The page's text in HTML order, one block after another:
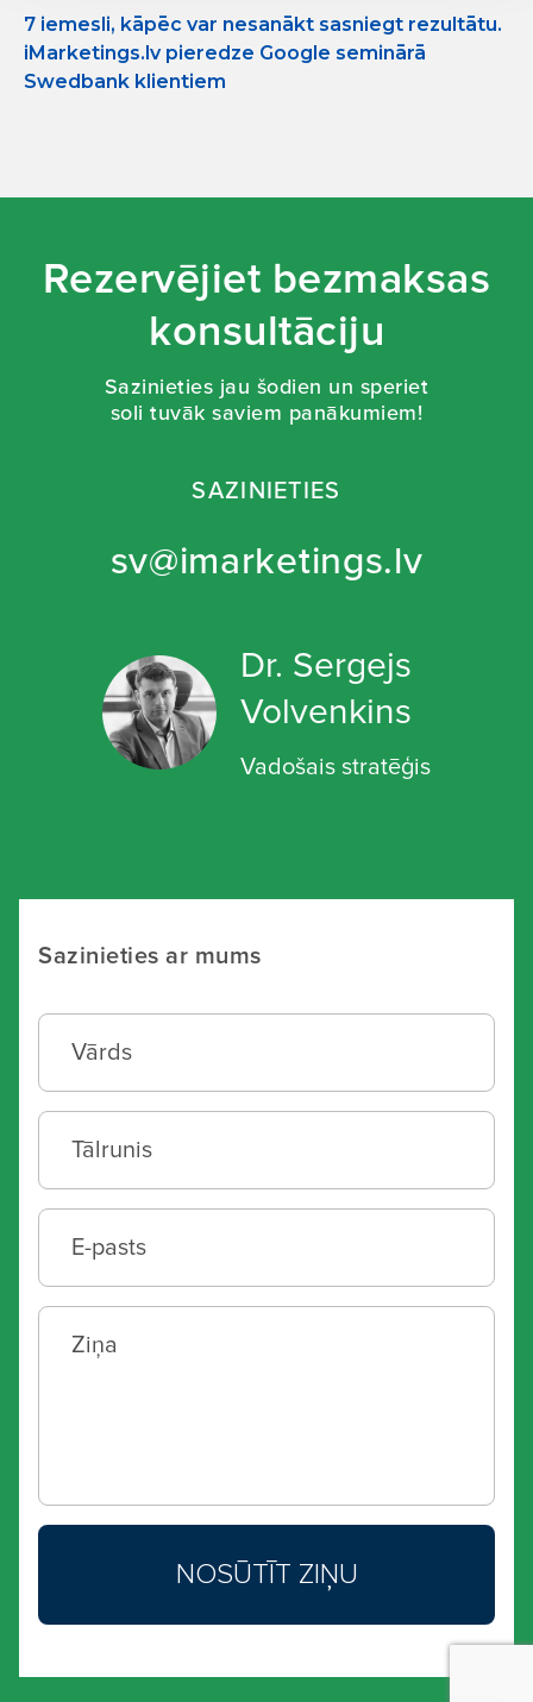
7 iemesli, kāpēc var nesanākt sasniegt rezultātu.
iMarketings.lv pieredze Google seminārā
Swedbank klientiem
Rezervējiet bezmaksas
konsultāciju
Sazinieties jau šodien un speriet
soli tuvāk saviem panākumiem!
SAZINIETIES
sv@imarketings.lv
Dr. Sergejs
Volvenkins
Vadošais stratēģis
Sazinieties ar mums